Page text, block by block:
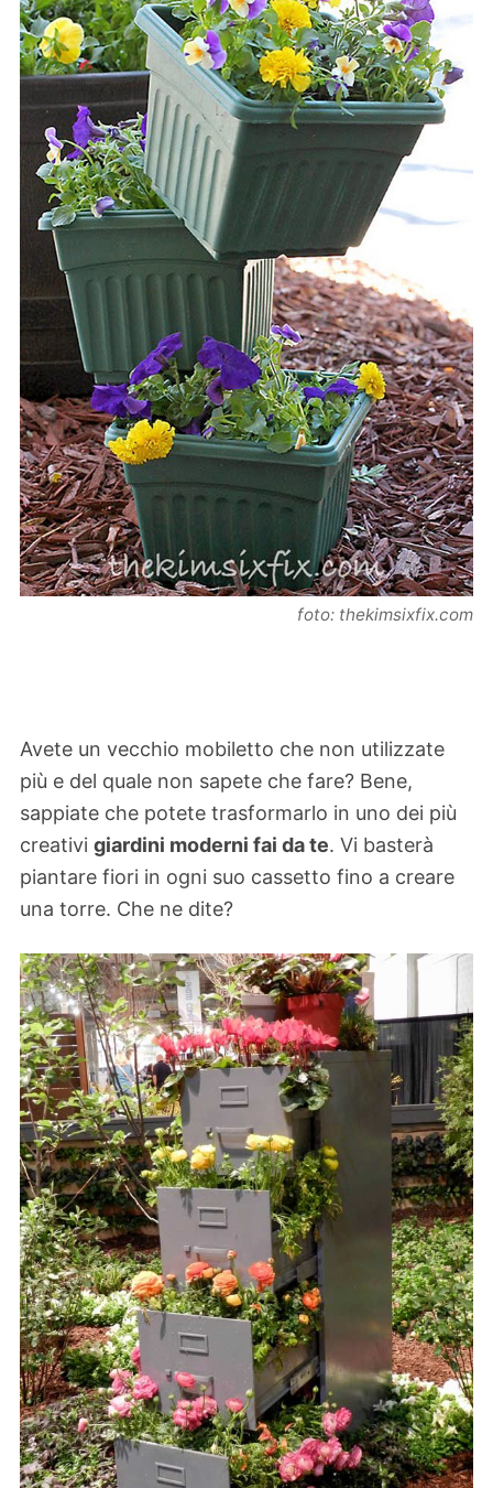
foto: thekimsixfix.com
Avete un vecchio mobiletto che non utilizzate
più e del quale non sapete che fare? Bene,
sappiate che potete trasformarlo in uno dei più
creativi giardini moderni fai da te. Vi basterà
piantare fiori in ogni suo cassetto fino a creare
una torre. Che ne dite?